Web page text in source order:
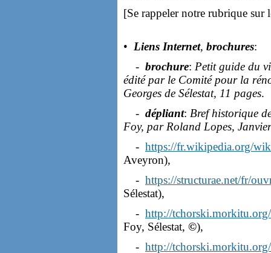
[Se rappeler notre rubrique
• Liens Internet, brochures:
- brochure: Petit guide du
édité par le Comité pour la
Georges de Sélestat, 11 pages.
- dépliant: Bref historique
Foy, par Roland Lopes,
- https://fr.wikipedia.org/
Aveyron),
- https://structurae.net/fr/
Sélestat),
- http://tchorski.morkitu.org/
Foy, Sélestat, ©),
- http://tchorski.morkitu.org/